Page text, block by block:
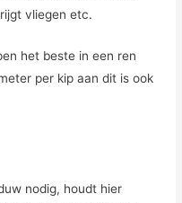
vliegen etc.
het beste in een ren
per kip aan dit is ook
nodig, houdt hier